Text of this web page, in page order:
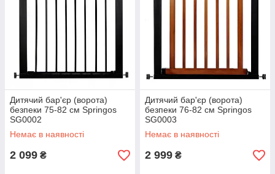
Дитячий бар'єр (ворота)
безпеки 75-82 см Springos
SG0002
Немає в наявності
2 099 ₴
Дитячий бар'єр (ворота)
безпеки 76-82 см Springos
SG0003
Немає в наявності
2 999 ₴